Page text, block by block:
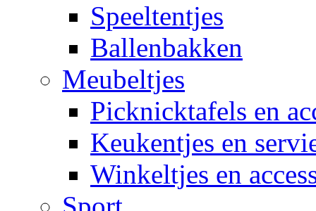
Speeltentjes
Ballenbakken
Meubeltjes
Picknicktafels en
Keukentjes en
Winkeltjes en